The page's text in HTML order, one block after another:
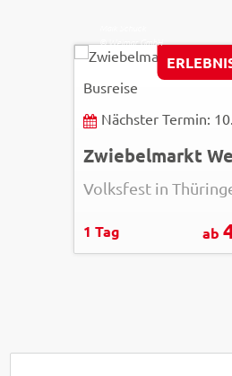
© Weimar GmbH
Busreise
Nächster Termin:
Zwiebelmarkt
Volksfest in
1 Tag ab